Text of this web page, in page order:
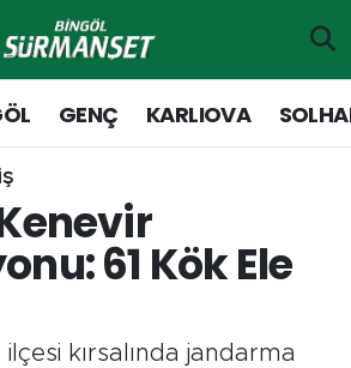
GENÇ KARLIOVA
61 Kök Ele
ilçesi kırsalında jandarma
Durumu
Yoğunluk Haritası
Durumu ve Fikstür